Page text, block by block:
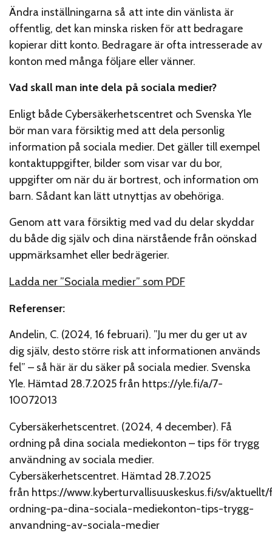
Ändra inställningarna så att inte din vänlista är
offentlig, det kan minska risken för att bedragare
kopierar ditt konto. Bedragare är ofta intresserade av
konton med många följare eller vänner.
Vad skall man inte dela på sociala medier?
Enligt både Cybersäkerhetscentret och Svenska Yle
bör man vara försiktig med att dela personlig
information på sociala medier. Det gäller till exempel
kontaktuppgifter, bilder som visar var du bor,
uppgifter om när du är bortrest, och information om
barn. Sådant kan lätt utnyttjas av obehöriga.
Genom att vara försiktig med vad du delar skyddar
du både dig själv och dina närstående från oönskad
uppmärksamhet eller bedrägerier.
Ladda ner ”Sociala medier” som PDF
Referenser:
Andelin, C. (2024, 16 februari). ”Ju mer du ger ut av
dig själv, desto större risk att informationen används
fel” – så här är du säker på sociala medier. Svenska
Yle. Hämtad 28.7.2025 från https://yle.fi/a/7-
10072013
Cybersäkerhetscentret. (2024, 4 december). Få
ordning på dina sociala mediekonton – tips för trygg
användning av sociala medier.
Cybersäkerhetscentret. Hämtad 28.7.2025
från https://www.kyberturvallisuuskeskus.fi/sv/
ordning-pa-dina-sociala-mediekonton-tips-trygg-
anvandning-av-sociala-medier